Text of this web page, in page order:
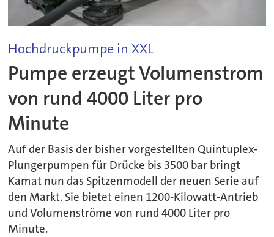
Hochdruckpumpe in XXL
Pumpe erzeugt Volumenstrom
von rund 4000 Liter pro
Minute
Auf der Basis der bisher vorgestellten Quintuplex-
Plungerpumpen für Drücke bis 3500 bar bringt
Kamat nun das Spitzenmodell der neuen Serie auf
den Markt. Sie bietet einen 1200-Kilowatt-Antrieb
und Volumenströme von rund 4000 Liter pro
Minute.